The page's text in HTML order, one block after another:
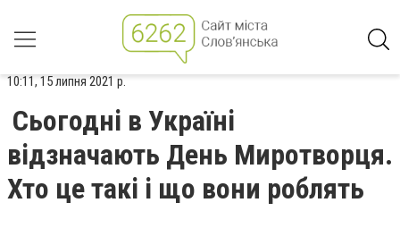
10:11, 15 липня 2021 р.
Сьогодні в Україні
відзначають День Миротворця.
Хто це такі і що вони роблять